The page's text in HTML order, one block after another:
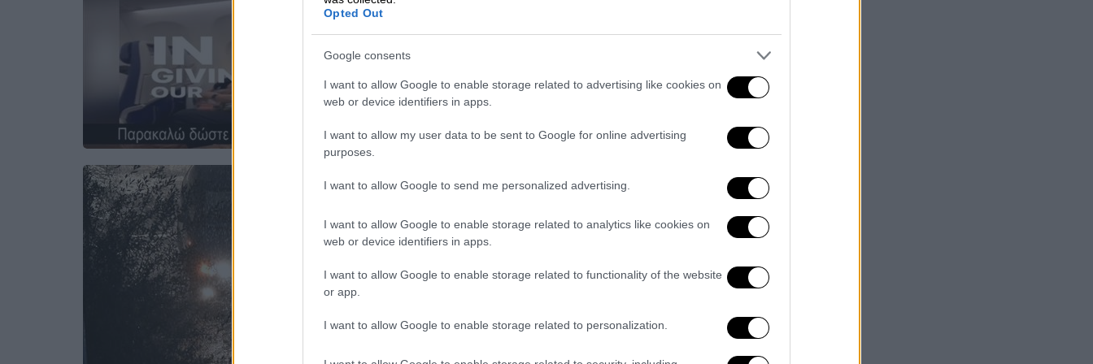
Opted Out
Google consents
I want to allow Google to enable storage related to advertising like cookies on
web or device identifiers in apps.
I want to allow my user data to be sent to Google for online advertising
purposes.
I want to allow Google to send me personalized advertising.
I want to allow Google to enable storage related to analytics like cookies on
web or device identifiers in apps.
I want to allow Google to enable storage related to functionality of the website
or app.
I want to allow Google to enable storage related to personalization.
Συνεχάρη επιβάτιδα για τον αγώνα
κατά του καρκίνου και έγινε viral
Το συγκινητικό μήνυμά του
Ελλάδα|26.09.2022 22:44
Bogdan που φέρνει βροχές,
καταιγίδες αλλά και
ανεμοστρόβιλους: Επί ποδός η
Πολιτική Προστασία
Μήνυμα από το 112 - Ποιες περιοχές